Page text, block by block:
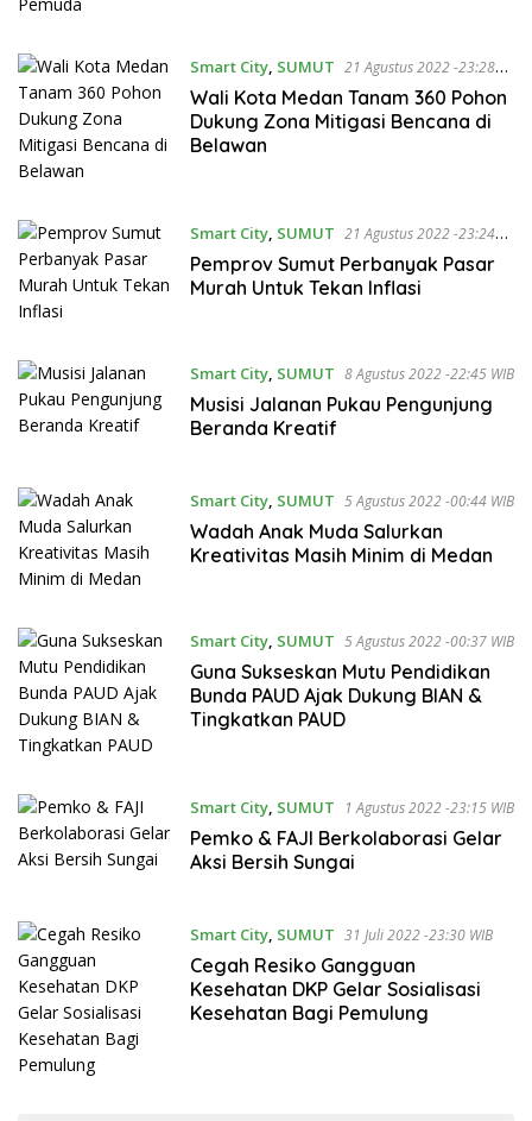
Smart City, SUMUT 21 Agustus 2022 -23:28
WIB
Wali Kota Medan Tanam 360 Pohon
Dukung Zona Mitigasi Bencana di
Belawan
Smart City, SUMUT 21 Agustus 2022 -23:24
WIB
Pemprov Sumut Perbanyak Pasar
Murah Untuk Tekan Inflasi
Smart City, SUMUT 8 Agustus 2022 -22:45 WIB
Musisi Jalanan Pukau Pengunjung
Beranda Kreatif
Smart City, SUMUT 5 Agustus 2022 -00:44 WIB
Wadah Anak Muda Salurkan
Kreativitas Masih Minim di Medan
Smart City, SUMUT 5 Agustus 2022 -00:37 WIB
Guna Sukseskan Mutu Pendidikan
Bunda PAUD Ajak Dukung BIAN &
Tingkatkan PAUD
Smart City, SUMUT 1 Agustus 2022 -23:15 WIB
Pemko & FAJI Berkolaborasi Gelar
Aksi Bersih Sungai
Smart City, SUMUT 31 Juli 2022 -23:30 WIB
Cegah Resiko Gangguan
Kesehatan DKP Gelar Sosialisasi
Kesehatan Bagi Pemulung